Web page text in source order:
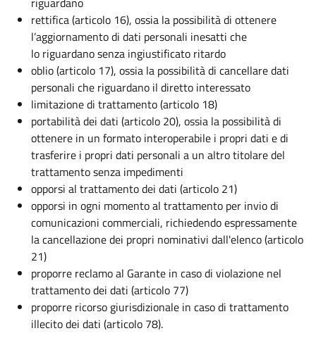
rettifica (articolo 16), ossia la possibilità di ottenere
l’aggiornamento di dati personali inesatti che
lo riguardano senza ingiustificato ritardo
oblio (articolo 17), ossia la possibilità di cancellare dati
personali che riguardano il diretto interessato
limitazione di trattamento (articolo 18)
portabilità dei dati (articolo 20), ossia la possibilità di
ottenere in un formato interoperabile i propri dati e di
trasferire i propri dati personali a un altro titolare del
trattamento senza impedimenti
opporsi al trattamento dei dati (articolo 21)
opporsi in ogni momento al trattamento per invio di
comunicazioni commerciali, richiedendo espressamente
la cancellazione dei propri nominativi dall'elenco (articolo
21)
proporre reclamo al Garante in caso di violazione nel
trattamento dei dati (articolo 77)
proporre ricorso giurisdizionale in caso di trattamento
illecito dei dati (articolo 78).